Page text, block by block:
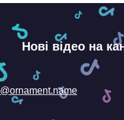
Нові відео на
@ornament.name